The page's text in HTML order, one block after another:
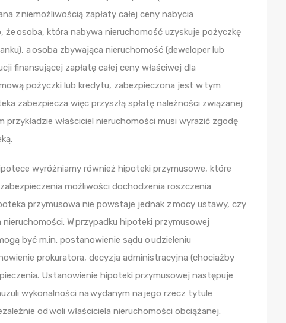
z niemożliwością zapłaty całej ceny nabycia
osoba, która nabywa nieruchomość uzyskuje pożyczkę
a osoba zbywająca nieruchomość (deweloper lub
finansującej zapłatę całej ceny właściwej dla
pożyczki lub kredytu, zabezpieczona jest w tym
zabezpiecza więc przyszłą spłatę należności związanej
przykładzie właściciel nieruchomości musi wyrazić zgodę
wyróżniamy również hipoteki przymusowe, które
możliwości dochodzenia roszczenia
przymusowa nie powstaje jednak z mocy ustawy, czy
W przypadku hipoteki przymusowej
być m.in. postanowienie sądu o udzieleniu
prokuratora, decyzja administracyjna (chociażby
Ustanowienie hipoteki przymusowej następuje
wykonalności na wydanym na jego rzecz tytule
od woli właściciela nieruchomości obciążanej.